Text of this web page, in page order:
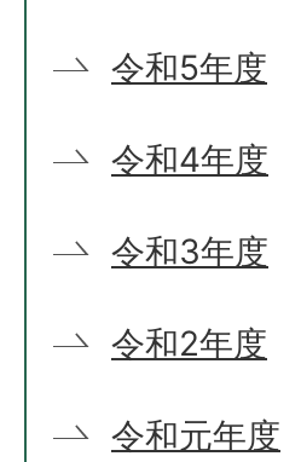
令和5年度
令和4年度
令和3年度
令和2年度
令和元年度